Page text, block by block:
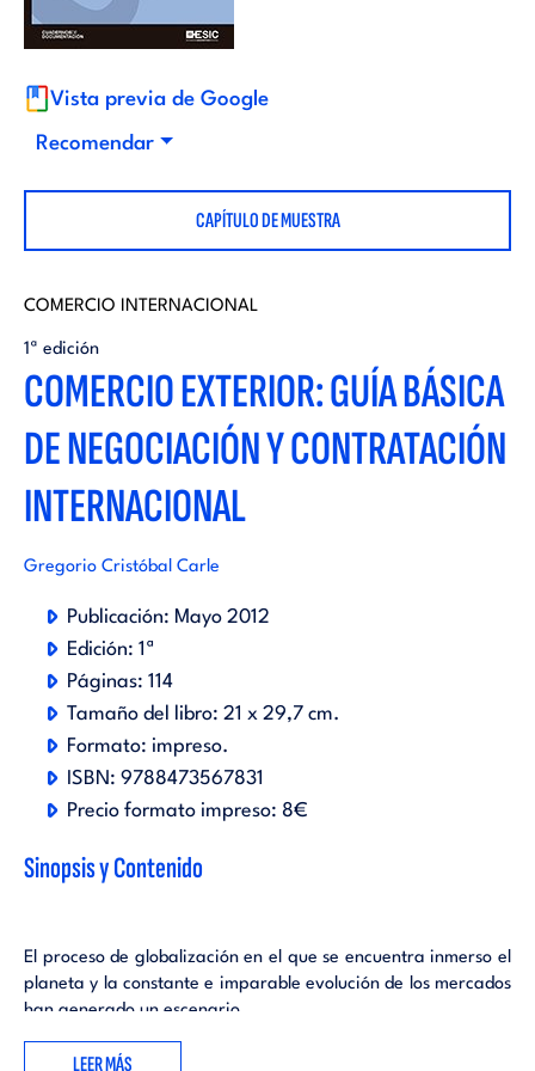
d
t
o
r
i
a
l
a
Vista previa de Google
Recomendar
CAPÍTULO DE MUESTRA
COMERCIO INTERNACIONAL
1ª edición
COMERCIO EXTERIOR: GUÍA BÁSICA
DE NEGOCIACIÓN Y CONTRATACIÓN
INTERNACIONAL
Gregorio Cristóbal Carle
Publicación: Mayo 2012
Edición: 1ª
Páginas: 114
Tamaño del libro: 21 x 29,7 cm.
Formato: impreso.
ISBN: 9788473567831
Precio formato impreso: 8€
Sinopsis y Contenido
El proceso de globalización en el que se encuentra inmerso el
planeta y la constante e imparable evolución de los mercados
han generado un escenario
mercantil internacional dinámico y complejo, del que ha
nacido y deriva un nueva cultura empresarial.
LEER MÁS